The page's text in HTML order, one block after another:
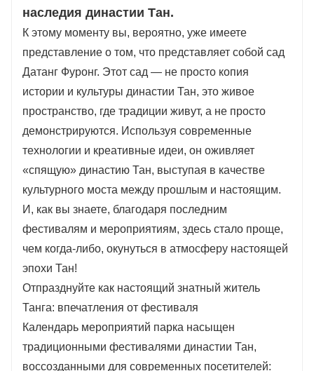
наследия династии Тан.
К этому моменту вы, вероятно, уже имеете
представление о том, что представляет собой сад
Датанг Фуронг. Этот сад — не просто копия
истории и культуры династии Тан, это живое
пространство, где традиции живут, а не просто
демонстрируются. Используя современные
технологии и креативные идеи, он оживляет
«спящую» династию Тан, выступая в качестве
культурного моста между прошлым и настоящим.
И, как вы знаете, благодаря последним
фестивалям и мероприятиям, здесь стало проще,
чем когда-либо, окунуться в атмосферу настоящей
эпохи Тан!
Отпразднуйте как настоящий знатный житель
Танга: впечатления от фестиваля
Календарь мероприятий парка насыщен
традиционными фестивалями династии Тан,
воссозданными для современных посетителей: